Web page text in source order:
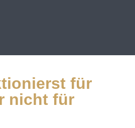
für
nicht für